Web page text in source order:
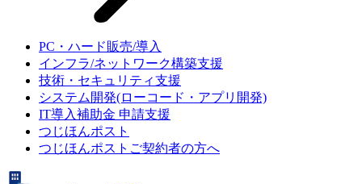
PC・ハード販売/導入
インフラ/ネットワーク構築支援
技術・セキュリティ支援
システム開発(ローコード・アプリ開発)
IT導入補助金 申請支援
つじほんポスト
つじほんポストご契約者の方へ